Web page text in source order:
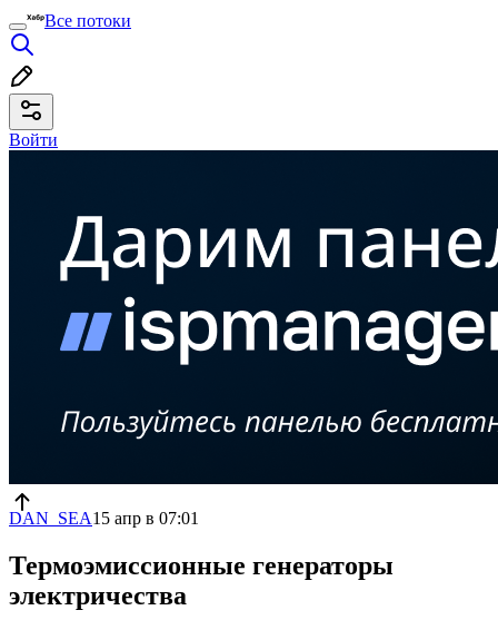
Все потоки
Войти
DAN_SEA15 апр в 07:01
Термоэмиссионные генераторы
электричества